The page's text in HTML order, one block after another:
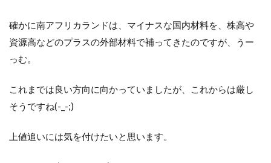
確かに南アフリカランドは、マイナスな国内材料を、株高や
資源高などのプラスの外部材料で補ってきたのですが、うー
っむ。
これまでは良い方向に向かっていましたが、これからは厳し
そうですね(-_-;)
上値追いには気を付けたいと思います。